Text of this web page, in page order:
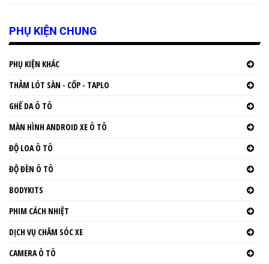
PHỤ KIỆN CHUNG
PHỤ KIỆN KHÁC
THẢM LÓT SÀN - CỐP - TAPLO
GHẾ DA Ô TÔ
MÀN HÌNH ANDROID XE Ô TÔ
ĐỘ LOA Ô TÔ
ĐỘ ĐÈN Ô TÔ
BODYKITS
PHIM CÁCH NHIỆT
DỊCH VỤ CHĂM SÓC XE
CAMERA Ô TÔ